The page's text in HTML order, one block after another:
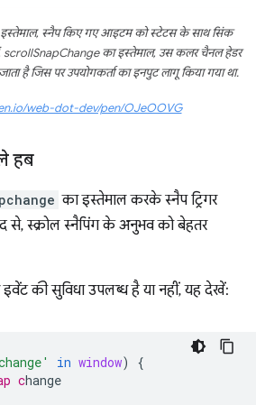
स्नैप किए गए आइटम को स्टेटस के साथ सिंक
scrollSnapChange का इस्तेमाल, उस कलर चैनल हेडर
है जिस पर उपयोगकर्ता का इनपुट लागू किया गया था.
web-dot-dev/pen/OJeOOVG
हब
का इस्तेमाल करके स्नैप ट्रिगर
से, स्क्रोल स्नैपिंग के अनुभव को बेहतर
की सुविधा उपलब्ध है या नहीं, यह देखें:
in window)
{
c